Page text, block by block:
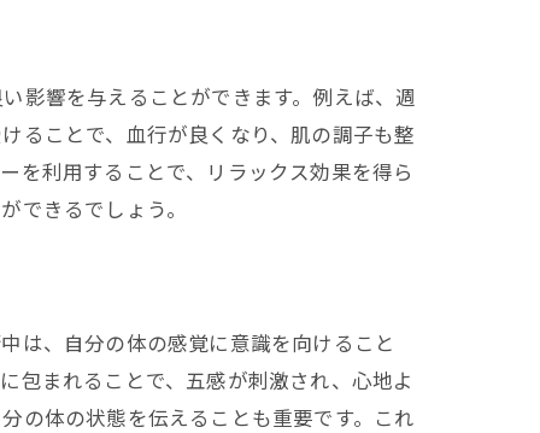
影響を与えることができます。例えば、週
ることで、血行が良くなり、肌の調子も整
を利用することで、リラックス効果を得ら
できるでしょう。
は、自分の体の感覚に意識を向けること
包まれることで、五感が刺激され、心地よ
の体の状態を伝えることも重要です。これ